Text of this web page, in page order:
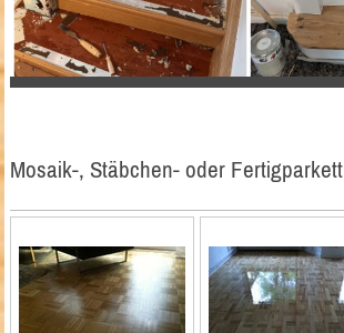
Mosaik-, Stäbchen- oder Fertigparkett